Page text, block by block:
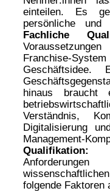
einteilen. Es
persönliche und
Fachliche
Franchise-
hinaus
Verständnis,
Digitalisierung
Qualifikation:
folgende Faktoren